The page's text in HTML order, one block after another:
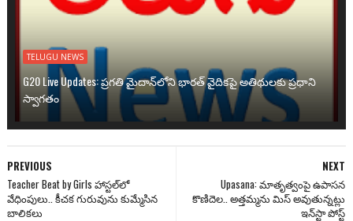
TELUGU NEWS
G20 Live Updates: ప్రగతి మైదాన్‌లోని భారత్ వైదికపై అతిథులకు ప్రధాని
స్వాగతం
NEXT
Upasana: మాతృత్వంపై ఉపాసన
కొణిదెల.. అత్తమ్మను మిస్ అవుతున్నట్లు
ఇన్‌స్టా పోస్ట్
PREVIOUS
Teacher Beat by Girls హాస్టల్‌లో
వేధింపులు.. కీచక గురువును కుమ్మేసిన
బాలికలు